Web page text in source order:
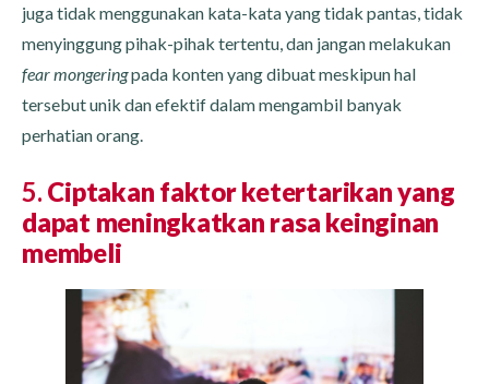
juga tidak menggunakan kata-kata yang tidak pantas, tidak
menyinggung pihak-pihak tertentu, dan jangan melakukan
fear mongeringpada konten yang dibuat meskipun hal
tersebut unik dan efektif dalam mengambil banyak
perhatian orang.
5. Ciptakan faktor ketertarikan yang
dapat meningkatkan rasa keinginan
membeli